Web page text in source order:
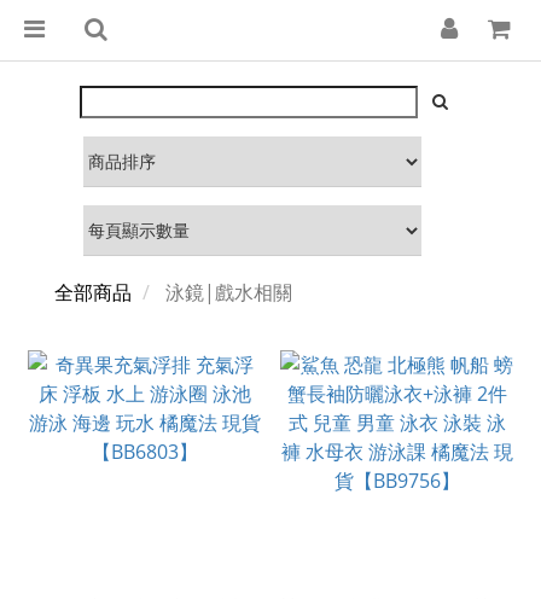
全部商品 泳鏡|戲水相關